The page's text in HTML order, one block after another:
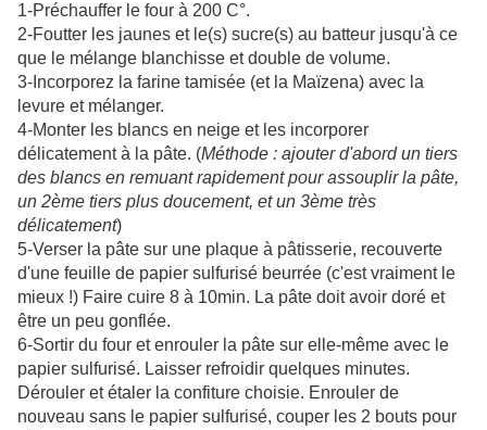
1-Préchauffer le four à 200 C°.
2-Foutter les jaunes et le(s) sucre(s) au batteur jusqu'à ce
que le mélange blanchisse et double de volume.
3-Incorporez la farine tamisée (et la Maïzena) avec la
levure et mélanger.
4-Monter les blancs en neige et les incorporer
délicatement à la pâte. (Méthode : ajouter d'abord un tiers
des blancs en remuant rapidement pour assouplir la pâte,
un 2ème tiers plus doucement, et un 3ème très
délicatement)
5-Verser la pâte sur une plaque à pâtisserie, recouverte
d'une feuille de papier sulfurisé beurrée (c'est vraiment le
mieux !) Faire cuire 8 à 10min. La pâte doit avoir doré et
être un peu gonflée.
6-Sortir du four et enrouler la pâte sur elle-même avec le
papier sulfurisé. Laisser refroidir quelques minutes.
Dérouler et étaler la confiture choisie. Enrouler de
nouveau sans le papier sulfurisé, couper les 2 bouts pour